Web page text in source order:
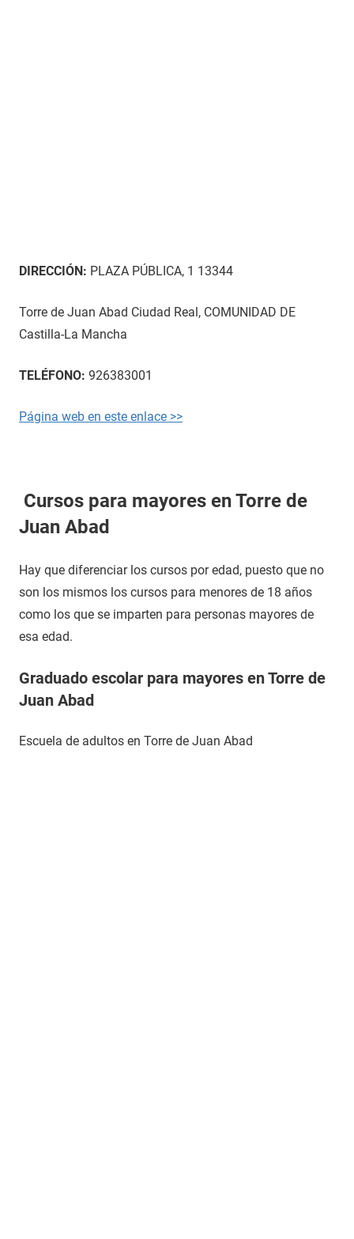
DIRECCIÓN: PLAZA PÚBLICA, 1 13344
Torre de Juan Abad Ciudad Real, COMUNIDAD DE
Castilla-La Mancha
TELÉFONO: 926383001
Página web en este enlace >>
Cursos para mayores en Torre de
Juan Abad
Hay que diferenciar los cursos por edad, puesto que no
son los mismos los cursos para menores de 18 años
como los que se imparten para personas mayores de
esa edad.
Graduado escolar para mayores en Torre de
Juan Abad
Escuela de adultos en Torre de Juan Abad